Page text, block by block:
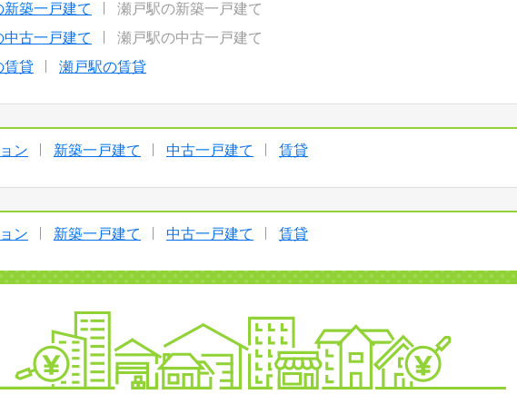
新築一戸建て
瀬戸駅の新築一戸建て
中古一戸建て
瀬戸駅の中古一戸建て
賃貸 瀬戸駅の賃貸
ン 新築一戸建て 中古一戸建て 賃貸
ン 新築一戸建て 中古一戸建て 賃貸